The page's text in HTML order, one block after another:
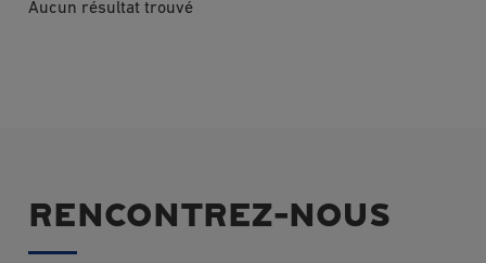
Aucun résultat trouvé
RENCONTREZ-NOUS